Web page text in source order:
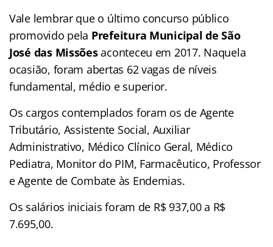
Vale lembrar que o último concurso público
promovido pela Prefeitura Municipal de São
José das Missõesaconteceu em 2017. Naquela
ocasião, foram abertas 62 vagas de níveis
fundamental, médio e superior.
Os cargos contemplados foram os de Agente
Tributário, Assistente Social, Auxiliar
Administrativo, Médico Clínico Geral, Médico
Pediatra, Monitor do PIM, Farmacêutico, Professor
e Agente de Combate às Endemias.
Os salários iniciais foram de R$ 937,00 a R$
7.695,00.